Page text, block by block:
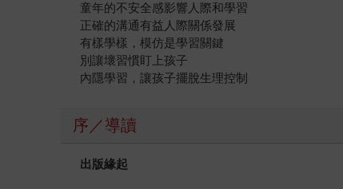
童年的不安全感影響人際和學習
正確的溝通有益人際關係發展
有樣學樣，模仿是學習關鍵
別讓壞習慣盯上孩子
內隱學習，讓孩子擺脫生理控制
序／導讀
出版緣起